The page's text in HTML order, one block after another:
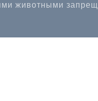
животными